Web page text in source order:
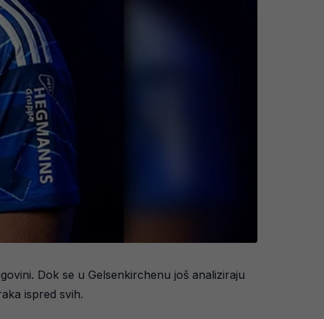
Dok se u Gelsenkirchenu još analiziraju
ispred svih.